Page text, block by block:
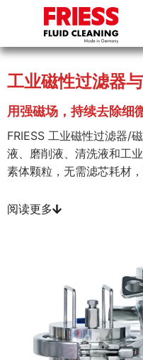
工业磁性过滤器
用强磁场，持续去除细
FRIESS 工业磁性过滤器/
液、磨削液、清洗液和工
素体颗粒，无需滤芯耗材
阅读更多